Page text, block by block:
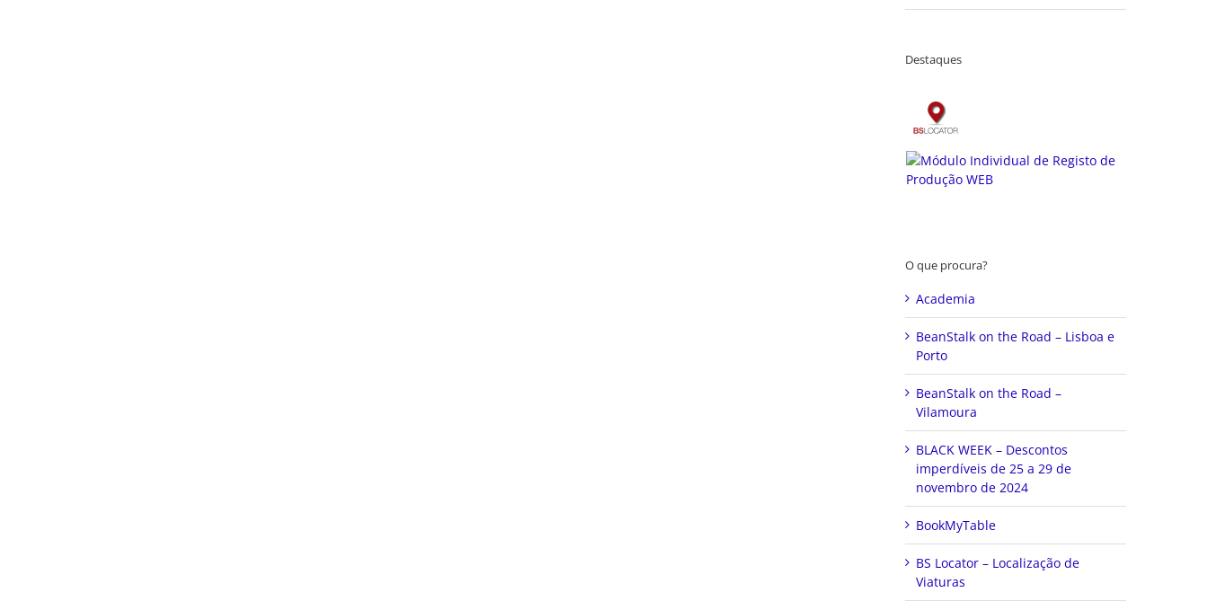
Destaques
O que procura?
Academia
BeanStalk on the Road – Lisboa e
Porto
BeanStalk on the Road –
Vilamoura
BLACK WEEK – Descontos
imperdíveis de 25 a 29 de
novembro de 2024
BookMyTable
BS Locator – Localização de
Viaturas